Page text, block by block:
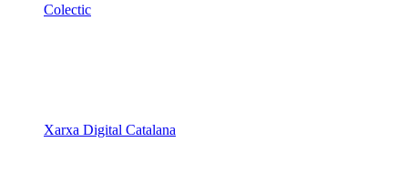
Colectic
Xarxa Digital Catalana